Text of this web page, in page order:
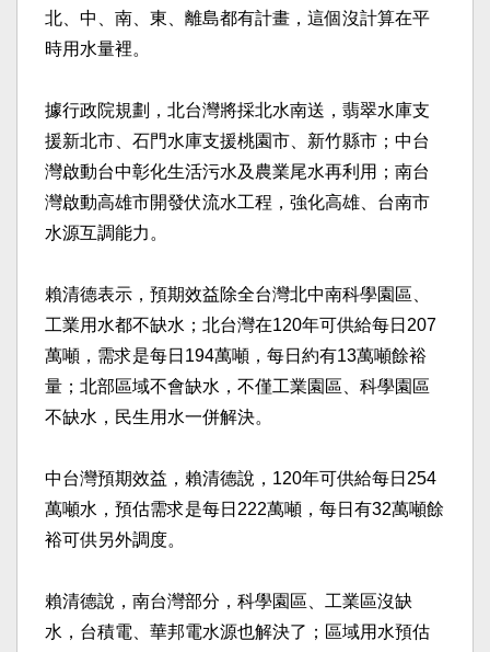
北、中、南、東、離島都有計畫，這個沒計算在平
時用水量裡。
據行政院規劃，北台灣將採北水南送，翡翠水庫支
援新北市、石門水庫支援桃園市、新竹縣市；中台
灣啟動台中彰化生活污水及農業尾水再利用；南台
灣啟動高雄市開發伏流水工程，強化高雄、台南市
水源互調能力。
賴清德表示，預期效益除全台灣北中南科學園區、
工業用水都不缺水；北台灣在120年可供給每日207
萬噸，需求是每日194萬噸，每日約有13萬噸餘裕
量；北部區域不會缺水，不僅工業園區、科學園區
不缺水，民生用水一併解決。
中台灣預期效益，賴清德說，120年可供給每日254
萬噸水，預估需求是每日222萬噸，每日有32萬噸餘
裕可供另外調度。
賴清德說，南台灣部分，科學園區、工業區沒缺
水，台積電、華邦電水源也解決了；區域用水預估